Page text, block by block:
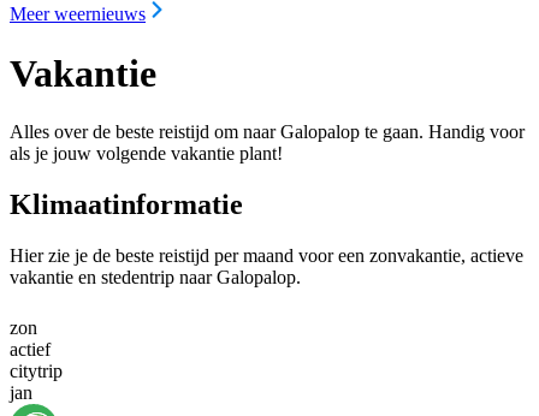
Meer weernieuws
Vakantie
Alles over de beste reistijd om naar Galopalop te gaan. Handig voor
als je jouw volgende vakantie plant!
Klimaatinformatie
Hier zie je de beste reistijd per maand voor een zonvakantie, actieve
vakantie en stedentrip naar Galopalop.
zon
actief
citytrip
jan